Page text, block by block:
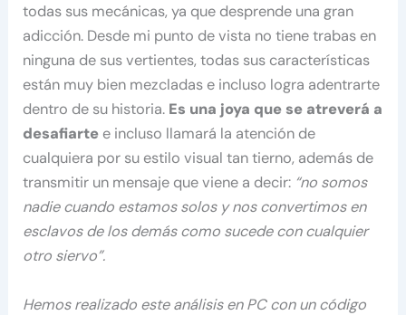
todas sus mecánicas, ya que desprende una gran
adicción. Desde mi punto de vista no tiene trabas en
ninguna de sus vertientes, todas sus características
están muy bien mezcladas e incluso logra adentrarte
dentro de su historia. Es una joya que se atreverá a
desafiarte e incluso llamará la atención de
cualquiera por su estilo visual tan tierno, además de
transmitir un mensaje que viene a decir: “no somos
nadie cuando estamos solos y nos convertimos en
esclavos de los demás como sucede con cualquier
otro siervo”.
Hemos realizado este análisis en PC con un código